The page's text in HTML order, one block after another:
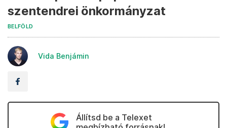
szentendrei önkormányzat
BELFÖLD
Vida Benjámin
Állítsd be a Telexet